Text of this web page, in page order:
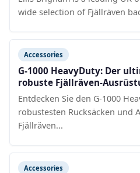
wide selection of Fjällräven
Accessories
G-1000 HeavyDuty: Der
robuste Fjällräven-
Entdecken Sie den G-1000
robustesten Rucksäcken und
Fjällräven...
Accessories